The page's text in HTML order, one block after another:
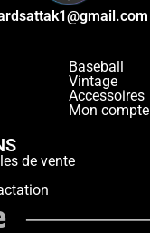
Baseball
Vintage
Accessoires
Mon compte
de vente